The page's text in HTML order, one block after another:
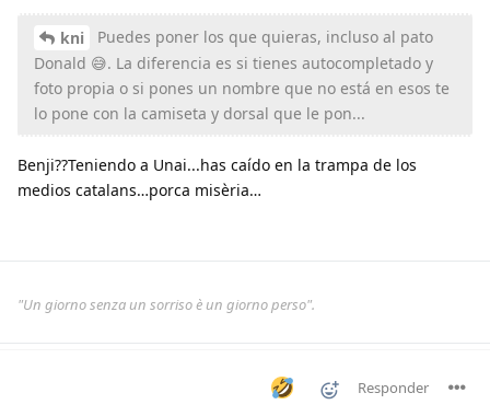
kni
Puedes poner los que quieras, incluso al pato
Donald 😅. La diferencia es si tienes autocompletado y
foto propia o si pones un nombre que no está en esos te
lo pone con la camiseta y dorsal que le pon...
Benji??Teniendo a Unai...has caído en la trampa de los
medios catalans…porca misèria…
"Un giorno senza un sorriso è un giorno perso".
Responder